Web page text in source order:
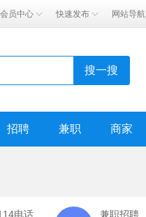
会员中心 快速发布 网站导航
搜一搜
招聘 兼职 商家
电话
兼职招聘